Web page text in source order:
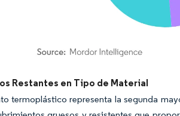
Intelligence. El uso requiere atribución según CC BY
Restantes en Tipo de Material
termoplástico representa la segunda